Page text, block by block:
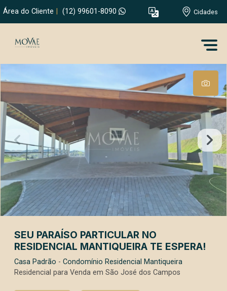
Área do Cliente (12) 99601-8090 Cidades
SEU PARAÍSO PARTICULAR NO
RESIDENCIAL MANTIQUEIRA TE ESPERA!
Casa Padrão - Condomínio Residencial Mantiqueira
Residencial para Venda em São José dos Campos